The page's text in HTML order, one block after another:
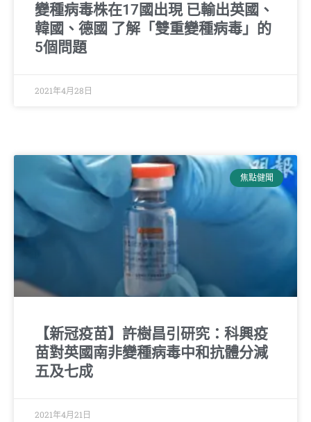
變種病毒株在17國出現 已輸出英國、
韓國、德國 了解「雙重變種病毒」的
5個問題
2021年4月28日
焦點健聞
【新冠疫苗】許樹昌引研究：科興疫
苗對英國南非變種病毒中和抗體分減
五及七成
2021年4月21日